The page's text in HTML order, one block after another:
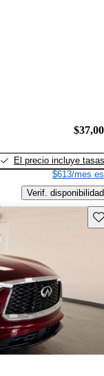
El precio incluye tasas
$613/mes
Verif. disponibilidad